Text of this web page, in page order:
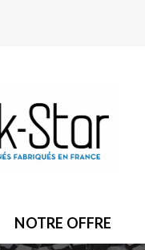
NOTRE OFFRE